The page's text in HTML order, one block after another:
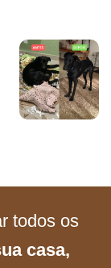
todos os
casa,